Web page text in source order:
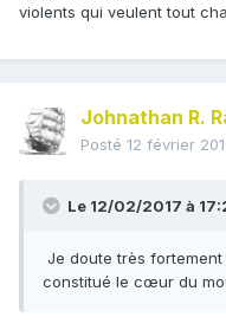
violents qui veulent tout
Johnathan R.
Posté 12 février
Le 12/02/2017 à
Je doute très
constitué le cœur du